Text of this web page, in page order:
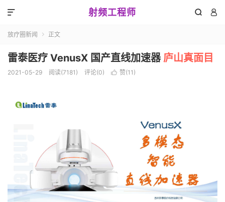
射频工程师  

放疗圈新闻  正文
雷泰医疗 VenusX 国产直线加速器 庐山真面目
2021-05-29 阅读(7181) 评论(0)  赞(11 )